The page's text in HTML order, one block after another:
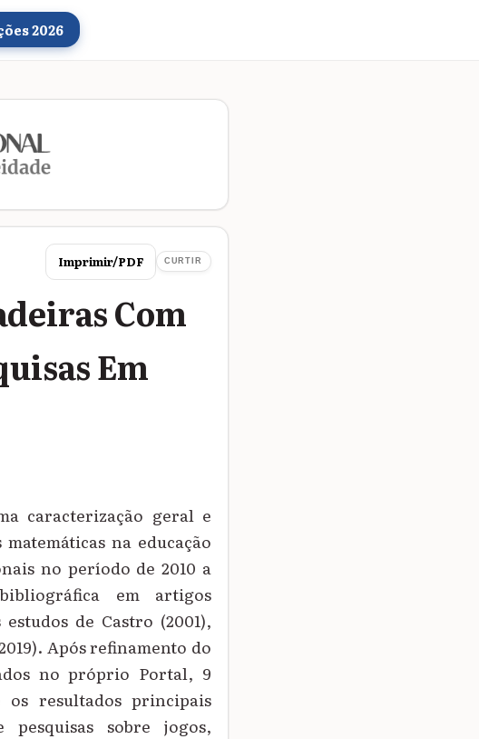
2026
Imprimir/PDF CURTIR
Com
Em
caracterização geral e
na educação
no período de 2010 a
em artigos
de Castro (2001),
Após refinamento do
no próprio Portal, 9
os resultados principais
sobre jogos,